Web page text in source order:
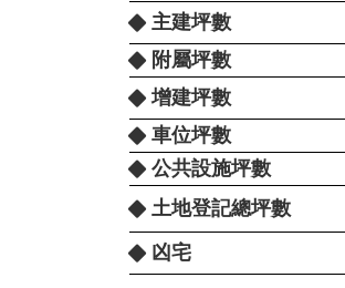
主建坪數
附屬坪數
增建坪數
車位坪數
公共設施坪數
土地登記總坪數
凶宅